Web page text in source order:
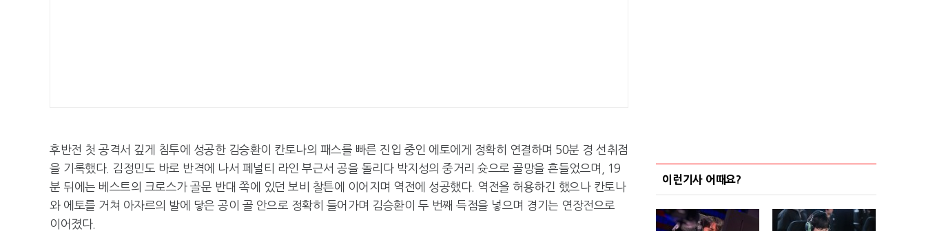
후반전 첫 공격서 깊게 침투에 성공한 김승환이 칸토나의 패스를 빠른 진입 중인 에토에게 정확히 연결하며 50분 경 선취점
을 기록했다. 김정민도 바로 반격에 나서 페널티 라인 부근서 공을 돌리다 박지성의 중거리 슛으로 골망을 흔들었으며, 19
분 뒤에는 베스트의 크로스가 골문 반대 쪽에 있던 보비 찰튼에 이어지며 역전에 성공했다. 역전을 허용하긴 했으나 칸토나
와 에토를 거쳐 아자르의 발에 닿은 공이 골 안으로 정확히 들어가며 김승환이 두 번째 득점을 넣으며 경기는 연장전으로
이어졌다.
이런기사 어때요?